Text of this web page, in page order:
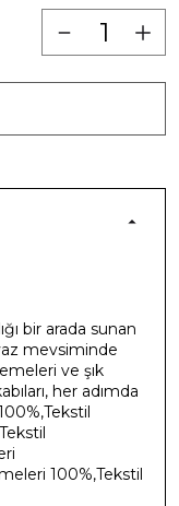
bir arada sunan
mevsiminde
ve şık
her adımda
100%,Tekstil